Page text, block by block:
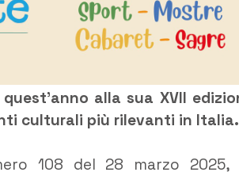
alla sua XVII
culturali più rilevanti in Italia.
108 del 28 marzo 2025,